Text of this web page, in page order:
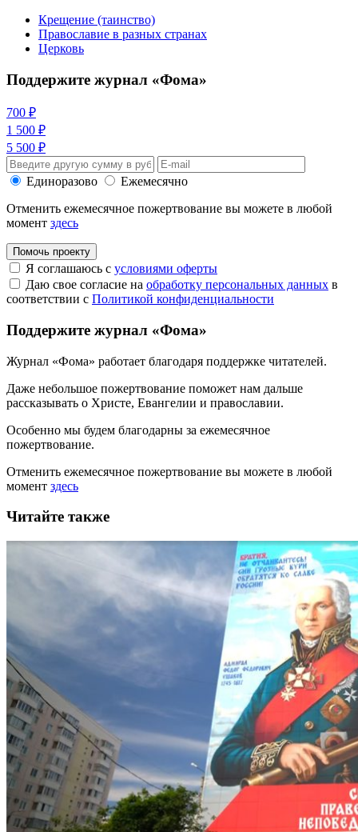
Крещение (таинство)
Православие в разных странах
Церковь
Поддержите журнал «Фома»
700 ₽
1 500 ₽
5 500 ₽
Единоразово
Ежемесячно
Отменить ежемесячное пожертвование вы можете в любой
момент здесь
Помочь проекту
Я соглашаюсь с условиями оферты
Даю свое согласие на обработку персональных данных в
соответствии с Политикой конфиденциальности
Поддержите журнал «Фома»
Журнал «Фома» работает благодаря поддержке читателей.
Даже небольшое пожертвование поможет нам дальше
рассказывать о Христе, Евангелии и православии.
Особенно мы будем благодарны за ежемесячное
пожертвование.
Отменить ежемесячное пожертвование вы можете в любой
момент здесь
Читайте также